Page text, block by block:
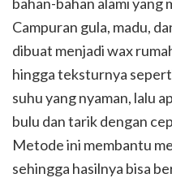
Campuran gula, madu,
dibuat menjadi wax
hingga teksturnya
suhu yang nyaman, lalu
bulu dan tarik dengan
Metode ini membantu
sehingga hasilnya bisa